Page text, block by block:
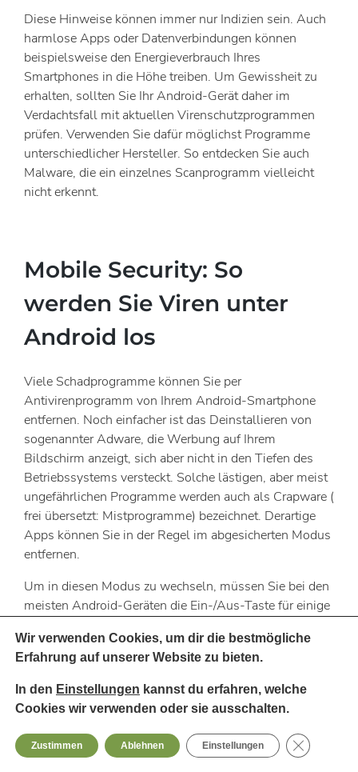
Diese Hinweise können immer nur Indizien sein. Auch
harmlose Apps oder Datenverbindungen können
beispielsweise den Energieverbrauch Ihres
Smartphones in die Höhe treiben. Um Gewissheit zu
erhalten, sollten Sie Ihr Android-Gerät daher im
Verdachtsfall mit aktuellen Virenschutzprogrammen
prüfen. Verwenden Sie dafür möglichst Programme
unterschiedlicher Hersteller. So entdecken Sie auch
Malware, die ein einzelnes Scanprogramm vielleicht
nicht erkennt.
Mobile Security: So
werden Sie Viren unter
Android los
Viele Schadprogramme können Sie per
Antivirenprogramm von Ihrem Android-Smartphone
entfernen. Noch einfacher ist das Deinstallieren von
sogenannter Adware, die Werbung auf Ihrem
Bildschirm anzeigt, sich aber nicht in den Tiefen des
Betriebssystems versteckt. Solche lästigen, aber meist
ungefährlichen Programme werden auch als Crapware (
frei übersetzt: Mistprogramme) bezeichnet. Derartige
Apps können Sie in der Regel im abgesicherten Modus
entfernen.
Um in diesen Modus zu wechseln, müssen Sie bei den
meisten Android-Geräten die Ein-/Aus-Taste für einige
Rückfrage, dass Sie einen Neustart im abgesicherten
Modus wünschen und wechseln nach dem Neustart in
die Einstellungen und dort in die App-Übersicht. Hier
können Sie das Programm dann entfernen. Hat die App
diese Rechte noch vor der Deinstallation im Menü für
Sicherheitsfunktionen entziehen.
Wir verwenden Cookies, um dir die bestmögliche
Erfahrung auf unserer Website zu bieten.
In den Einstellungen kannst du erfahren, welche
Cookies wir verwenden oder sie ausschalten.
Zustimmen Ablehnen Einstellungen GDPR